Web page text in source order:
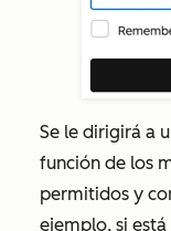
Se le dirigirá a
función de los
permitidos y
ejemplo, si